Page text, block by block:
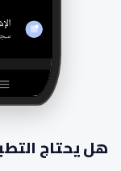
هل يحتاج